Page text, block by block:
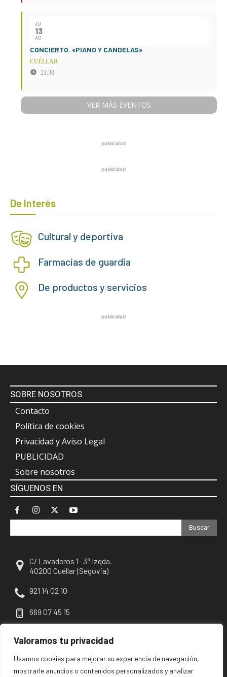
Valoramos tu privacidad
Usamos cookies para mejorar su experiencia de navegación,
mostrarle anuncios o contenidos personalizados y analizar
JU
13
AG
CONCIERTO. «PIANO Y CANDELAS»
CUÉLLAR
21:30
VER MÁS EVENTOS
publicidad
publicidad
De Interés
Cultural y deportiva
Farmacias de guardia
De productos y servicios
publicidad
SOBRE NOSOTROS
Contacto
Política de cookies
Privacidad y Aviso Legal
PUBLICIDAD
Sobre nosotros
SÍGUENOS EN
Buscar
C/ Lavaderos 1- 3º Izqda.
40200 Cuéllar (Segovia)
921 14 02 10
669 07 45 15